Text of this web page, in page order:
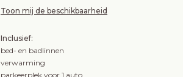
Toon mij de beschikbaarheid
Inclusief:
bed- en badlinnen
verwarming
parkeerplek voor 1 auto